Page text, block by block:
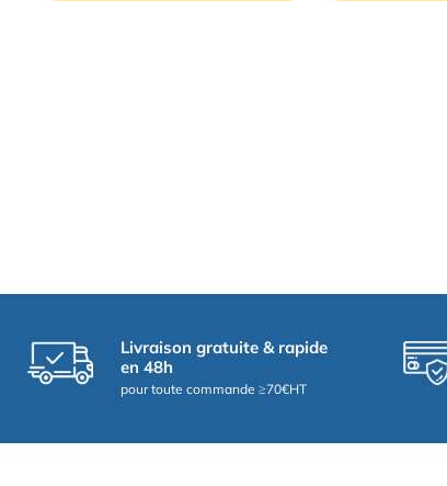
Livraison gratuite & rapide
en 48h
pour toute commande ≥70€HT